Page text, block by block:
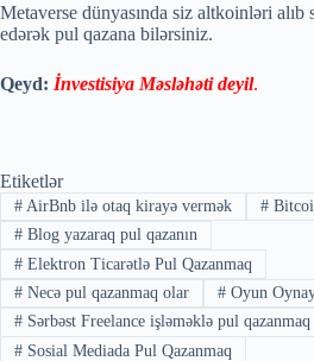
Metaverse dünyasında siz altkoinləri alıb
edərək pul qazana bilərsiniz.
Qeyd: İnvestisiya Məsləhəti deyil.
Etiketlər
#AirBnb ilə otaq kirayə vermək #
#Blog yazaraq pul qazanın
#Elektron Ticarətlə Pul Qazanmaq
#Necə pul qazanmaq olar #Oyun
#Sərbəst Freelance işləməklə pul qazanmaq
#Sosial Mediada Pul Qazanmaq